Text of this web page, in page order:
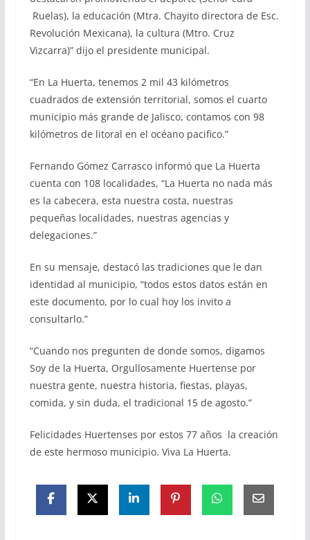
Ruelas), la educación (Mtra. Chayito directora de Esc.
Revolución Mexicana), la cultura (Mtro. Cruz
Vizcarra)” dijo el presidente municipal.
“En La Huerta, tenemos 2 mil 43 kilómetros
cuadrados de extensión territorial, somos el cuarto
municipio más grande de Jalisco, contamos con 98
kilómetros de litoral en el océano pacifico.”
Fernando Gómez Carrasco informó que La Huerta
cuenta con 108 localidades, “La Huerta no nada más
es la cabecera, esta nuestra costa, nuestras
pequeñas localidades, nuestras agencias y
delegaciones.”
En su mensaje, destacó las tradiciones que le dan
identidad al municipio, “todos estos datos están en
este documento, por lo cual hoy los invito a
consultarlo.”
“Cuando nos pregunten de donde somos, digamos
Soy de la Huerta, Orgullosamente Huertense por
nuestra gente, nuestra historia, fiestas, playas,
comida, y sin duda, el tradicional 15 de agosto.”
Felicidades Huertenses por estos 77 años la creación
de este hermoso municipio. Viva La Huerta.